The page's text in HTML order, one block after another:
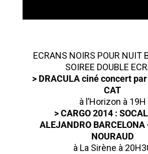
ECRANS NOIRS POUR NUIT
SOIREE DOUBLE
> DRACULA ciné concert
CAT
à l’Horizon à 19H
> CARGO 2014 :
ALEJANDRO BARCELONA
NOURAUD
à La Sirène à